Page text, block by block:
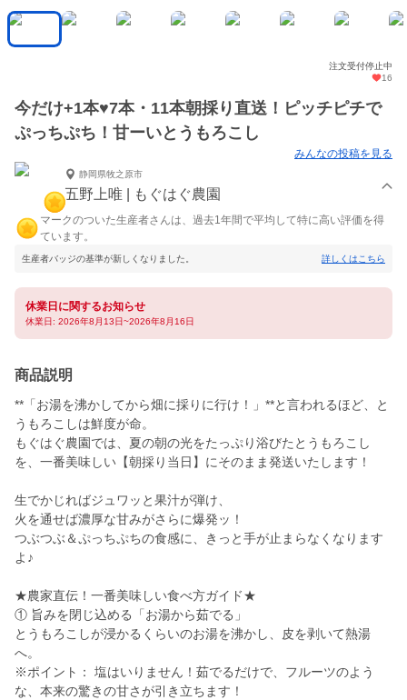
注文受付停止中
16
今だけ+1本♥7本・11本朝採り直送！ピッチピチで
ぷっちぷち！甘ーいとうもろこし
みんなの投稿を見る
静岡県牧之原市
五野上唯 | もぐはぐ農園
マークのついた生産者さんは、過去1年間で平均して特に高い評価を得
ています。
生産者バッジの基準が新しくなりました。 詳しくはこちら
休業日に関するお知らせ
休業日: 2026年8月13日~2026年8月16日
商品説明
**「お湯を沸かしてから畑に採りに行け！」**と言われるほど、と
うもろこしは鮮度が命。
もぐはぐ農園では、夏の朝の光をたっぷり浴びたとうもろこし
を、一番美味しい【朝採り当日】にそのまま発送いたします！
生でかじればジュワッと果汁が弾け、
火を通せば濃厚な甘みがさらに爆発ッ！
つぶつぶ＆ぷっちぷちの食感に、きっと手が止まらなくなります
よ♪
★農家直伝！一番美味しい食べ方ガイド★
① 旨みを閉じ込める「お湯から茹でる」
とうもろこしが浸かるくらいのお湯を沸かし、皮を剥いて熱湯
へ。
※ポイント： 塩はいりません！茹でるだけで、フルーツのよう
な、本来の驚きの甘さが引き立ちます！